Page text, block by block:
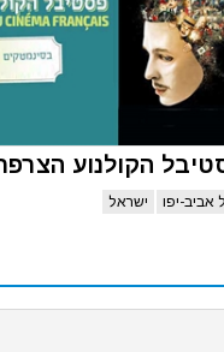
הקולנוע הצרפתי
אביב-יפו ישראל